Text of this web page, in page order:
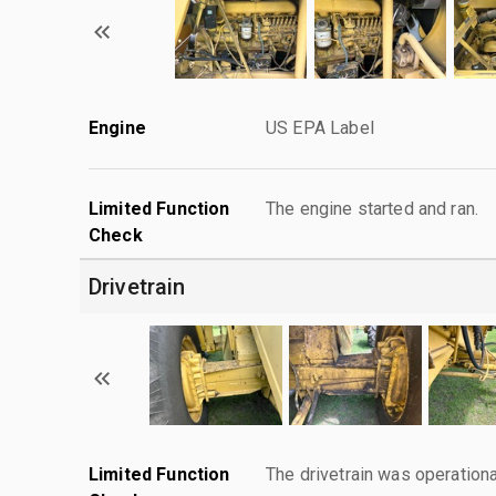
Engine US EPA Label
Limited Function
Check
The engine started and ran.
Drivetrain
Limited Function
The drivetrain was